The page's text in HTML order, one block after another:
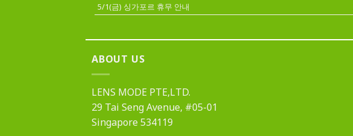
5/1(금) 싱가포르 휴무 안내
ABOUT US
LENS MODE PTE,LTD.
29 Tai Seng Avenue, #05-01
Singapore 534119